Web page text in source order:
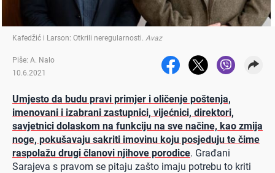
Kafedžić i Larson: Otkrili neregularnosti Avaz
Piše: A. Nalo
10.6.2021
Umjesto da budu pravi primjer i oličenje poštenja,
imenovani i izabrani zastupnici, vijećnici, direktori,
savjetnici dolaskom na funkciju na sve načine, kao zmija
noge, pokušavaju sakriti imovinu koju posjeduju te čime
raspolažu drugi članovi njihove porodice. Građani
Sarajeva s pravom se pitaju zašto imaju potrebu to kriti